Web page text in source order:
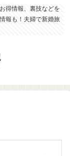
得情報、裏技などを
報も！夫婦で新婚旅